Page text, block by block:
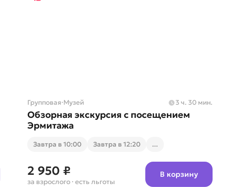
Групповая·Музей 3 ч. 30 мин.
Обзорная экскурсия с посещением
Эрмитажа
Завтра в 10:00 Завтра в 12:20 ...
2 950 ₽
за взрослого · есть льготы
В корзину